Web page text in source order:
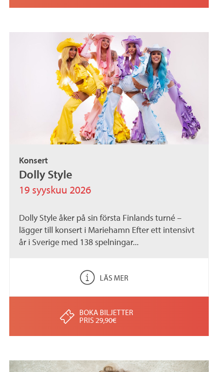
Konsert
Dolly Style
19 syyskuu 2026
Dolly Style åker på sin första Finlands turné –
lägger till konsert i Mariehamn Efter ett intensivt
år i Sverige med 138 spelningar...
LÄS MER
BOKA BILJETTER
PRIS 29,90€